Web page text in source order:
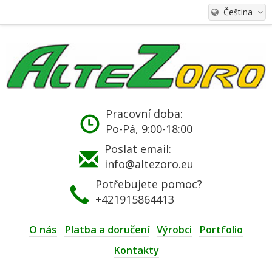
Čeština
Pracovní doba:
Po-Pá, 9:00-18:00
Poslat email:
info@altezoro.eu
Potřebujete pomoc?
+421915864413
O nás Platba a doručení Výrobci
Portfolio
Kontakty